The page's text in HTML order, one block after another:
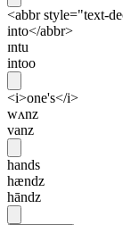
<abbr style="text-
into</abbr>
ɪntu
intoo
<i>one's</i>
wʌnz
vanz
hands
hændz
hāndz